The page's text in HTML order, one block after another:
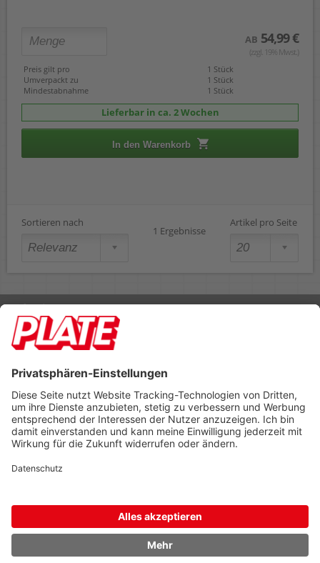
AB 54,99 €
(zzgl. 19% Mwst.)
Preis gilt pro
1 Stück
Umverpackt zu
1 Stück
Mindestabnahme
1 Stück
Lieferbar in ca. 2 Wochen
In den Warenkorb
Sortieren nach
1 Ergebnisse
Artikel pro Seite
Rufen Sie uns an 04298 401-0
Lieferbedingungen Impressum
Footer anzeigen
PLATE Büromaterial Vertriebs GmbH
Hilligenwarf 5